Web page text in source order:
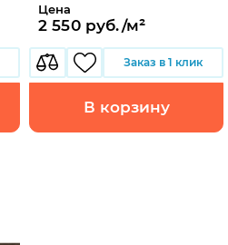
Цена
2 550 руб./м²
Заказ в 1 клик
В корзину